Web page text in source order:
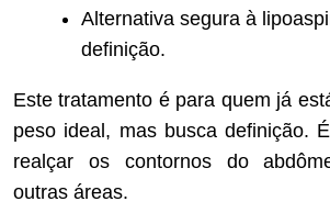
Alternativa segura à
definição.
Este tratamento é para quem já
peso ideal, mas busca definição.
realçar os contornos do
outras áreas.